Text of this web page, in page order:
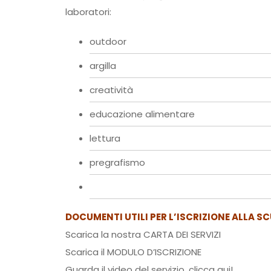
laboratori:
outdoor
argilla
creatività
educazione alimentare
lettura
pregrafismo
DOCUMENTI UTILI PER L’ISCRIZIONE ALLA
Scarica la nostra CARTA DEI SERVIZI
Scarica il MODULO D’ISCRIZIONE